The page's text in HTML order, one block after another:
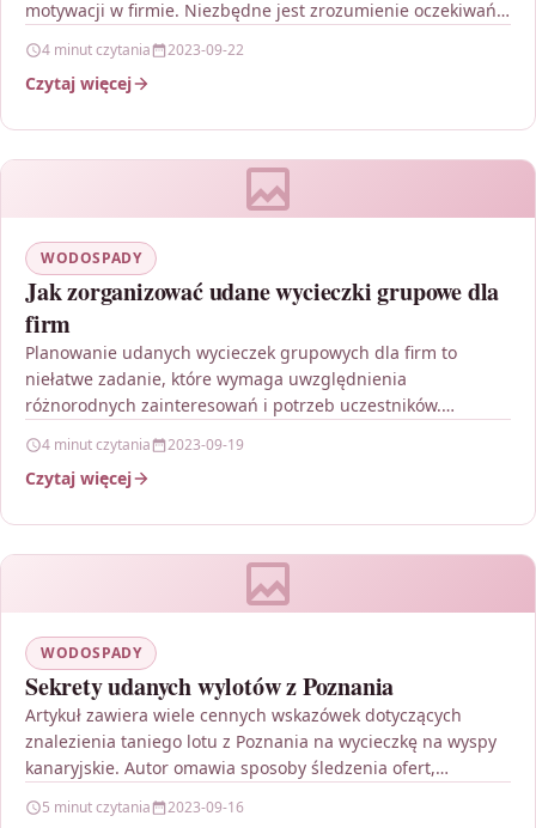
motywacji w firmie. Niezbędne jest zrozumienie oczekiwań i
4 minut czytania 2023-09-22
Czytaj więcej
WODOSPADY
Jak zorganizować udane wycieczki grupowe dla
firm
Planowanie udanych wycieczek grupowych dla firm to
niełatwe zadanie, które wymaga uwzględnienia
różnorodnych zainteresowań i potrzeb uczestników.
do…
4 minut czytania 2023-09-19
Czytaj więcej
WODOSPADY
Sekrety udanych wylotów z Poznania
Artykuł zawiera wiele cennych wskazówek dotyczących
znalezienia taniego lotu z Poznania na wycieczkę na wyspy
kanaryjskie. Autor omawia sposoby śledzenia ofert,
5 minut czytania 2023-09-16